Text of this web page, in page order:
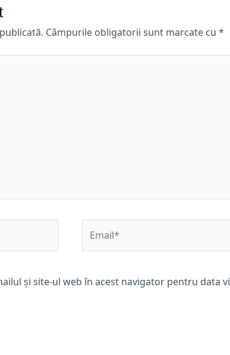
Câmpurile obligatorii sunt marcate cu *
și site-ul web în acest navigator pentru data